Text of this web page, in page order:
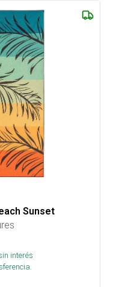
Sunset
interés